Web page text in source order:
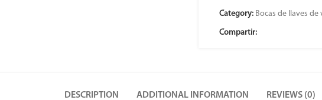
Category: Bocas de llaves de
Compartir:
DESCRIPTION ADDITIONAL INFORMATION REVIEWS (0)